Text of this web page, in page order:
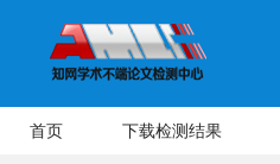
首页 下载检测结果